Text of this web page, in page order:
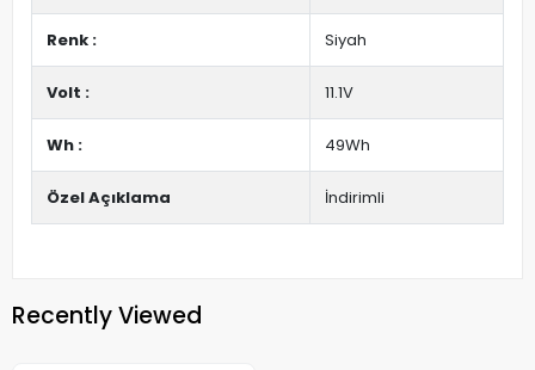
Renk : Siyah
Volt : 11.1V
Wh : 49Wh
Özel Açıklama İndirimli
Recently Viewed